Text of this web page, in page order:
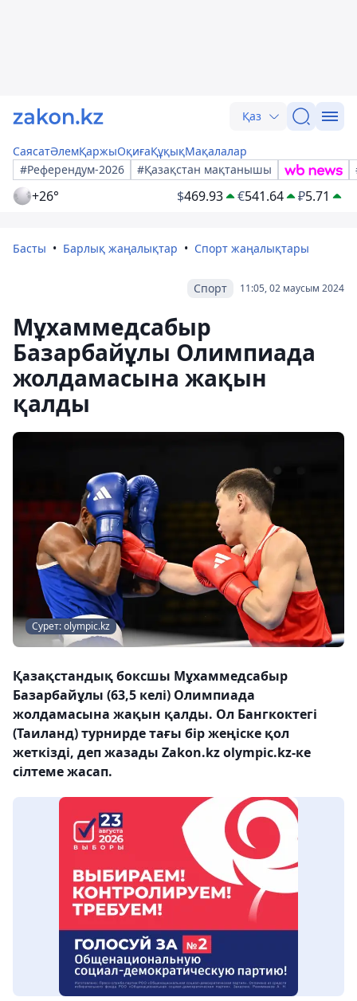
Қаз
СаясатӘлемҚаржыОқиғаҚұқықМақалалар
#Референдум-2026
#Қазақстан мақтанышы
+26° $469.93 €541.64 ₽5.71
Басты Барлық жаңалықтар Спорт жаңалықтары
11:05, 02 маусым 2024
Спорт
Мұхаммедсабыр
Базарбайұлы Олимпиада
жолдамасына жақын
қалды
Сурет: olympic.kz
Қазақстандық боксшы Мұхаммедсабыр
Базарбайұлы (63,5 келі) Олимпиада
жолдамасына жақын қалды. Ол Бангкоктегі
(Таиланд) турнирде тағы бір жеңіске қол
жеткізді, деп жазады Zakon.kz olympic.kz-ке
сілтеме жасап.